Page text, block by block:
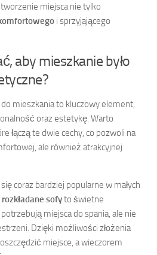
miejsca nie tylko
i sprzyjającego
aby mieszkanie było
mieszkania to kluczowy element,
oraz estetykę. Warto
łączą te dwie cechy, co pozwoli na
ale również atrakcyjnej
coraz bardziej popularne w małych
rozkładane sofyto świetne
miejsca do spania, ale nie
Dzięki możliwości złożenia
miejsce, a wieczorem